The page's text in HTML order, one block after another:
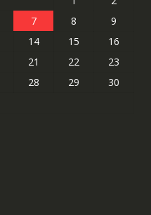
7 8
9
14 15
16
21 22
23
28 29
30